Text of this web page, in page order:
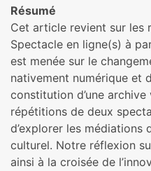
Résumé
Cet article revient sur les
Spectacle en ligne(s) à
est menée sur le
nativement numérique et
constitution d’une
répétitions de deux
d’explorer les médiations
culturel. Notre réflexion
ainsi à la croisée de